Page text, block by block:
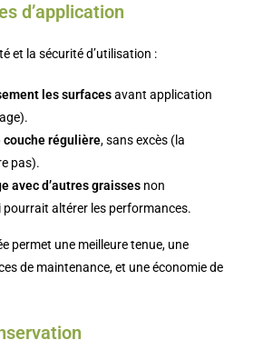
d’application
et la sécurité d’utilisation :
les surfacesavant application
couche régulière, sans excès (la
pas).
avec d’autres graisses non
pourrait altérer les performances.
permet une meilleure tenue, une
de maintenance, et une économie de